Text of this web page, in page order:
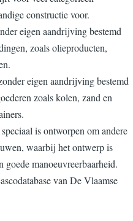
constructie voor.
eigen aandrijving bestemd
zoals olieproducten,
eigen aandrijving bestemd
zoals kolen, zand en
is ontworpen om andere
waarbij het ontwerp is
manoeuvreerbaarheid.
van De Vlaamse